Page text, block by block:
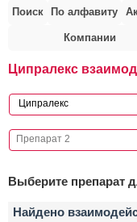
Поиск По алфавиту
Компании
Ципралекс
Выберите препарат
Найдено